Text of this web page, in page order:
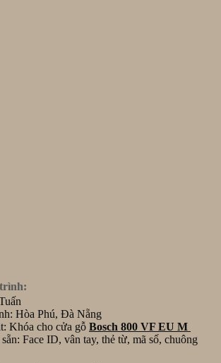
Hòa Phú, Đà Nẵng
Khóa cho cửa gỗ Bosch 800 VF EU M
Face ID, vân tay, thẻ từ, mã số, chuông